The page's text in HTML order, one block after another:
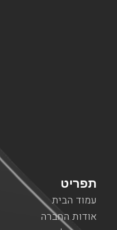
תפריט
עמוד הבית
אודות החברה